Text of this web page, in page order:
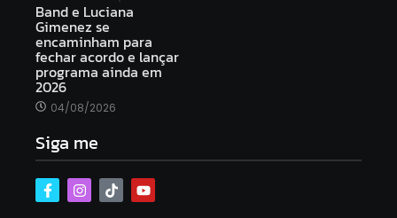
Band e Luciana
Gimenez se
encaminham para
fechar acordo e lançar
programa ainda em
2026
04/08/2026
Siga me